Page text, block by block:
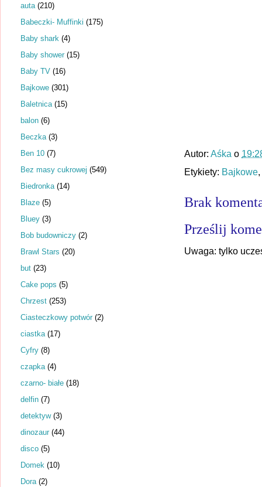
Autor: Aśka o
Etykiety: Bajkowe,
Brak
Prześlij
Uwaga: tylko
auta (210)
Babeczki- Muffinki (175)
Baby shark (4)
Baby shower (15)
Baby TV (16)
Bajkowe (301)
Baletnica (15)
balon (6)
Beczka (3)
Ben 10 (7)
Bez masy cukrowej (549)
Biedronka (14)
Blaze (5)
Bluey (3)
Bob budowniczy (2)
Brawl Stars (20)
but (23)
Cake pops (5)
Chrzest (253)
Ciasteczkowy potwór (2)
ciastka (17)
Cyfry (8)
czapka (4)
czarno- białe (18)
delfin (7)
detektyw (3)
dinozaur (44)
disco (5)
Domek (10)
Dora (2)